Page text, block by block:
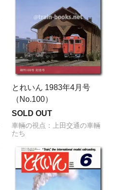
とれいん 1983年4月号
（No.100）
SOLD OUT
車輛の視点：上田交通の車輛
たち